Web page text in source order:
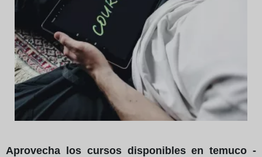
Aprovecha los cursos disponibles en temuco -